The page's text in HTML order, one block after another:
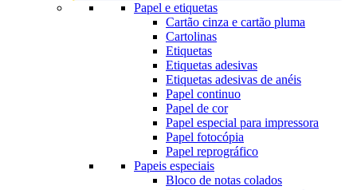
Papel e etiquetas
Cartão cinza e cartão pluma
Cartolinas
Etiquetas
Etiquetas adesivas
Etiquetas adesivas de anéis
Papel continuo
Papel de cor
Papel especial para impressora
Papel fotocópia
Papel reprográfico
Papeis especiais
Bloco de notas colados